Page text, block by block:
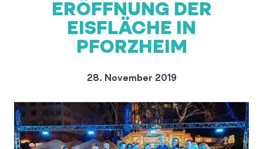
ERÖFFNUNG DER
EISFLÄCHE IN
PFORZHEIM
28. November 2019